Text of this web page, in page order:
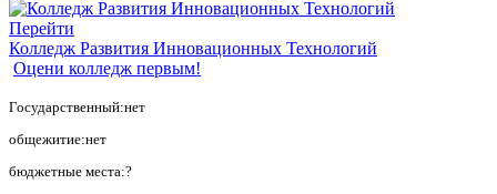
Перейти
Колледж Развития Инновационных Технологий
Оцени колледж первым!
Государственный:нет
общежитие:нет
бюджетные места:?